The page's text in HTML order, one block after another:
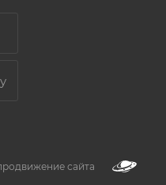
сайта